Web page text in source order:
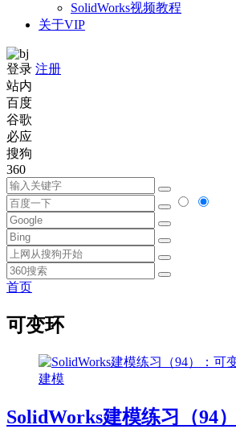
SolidWorks视频教程
关于VIP
登录 注册
站内
百度
谷歌
必应
搜狗
360
首页
可变环
建模
SolidWorks建模练习（94